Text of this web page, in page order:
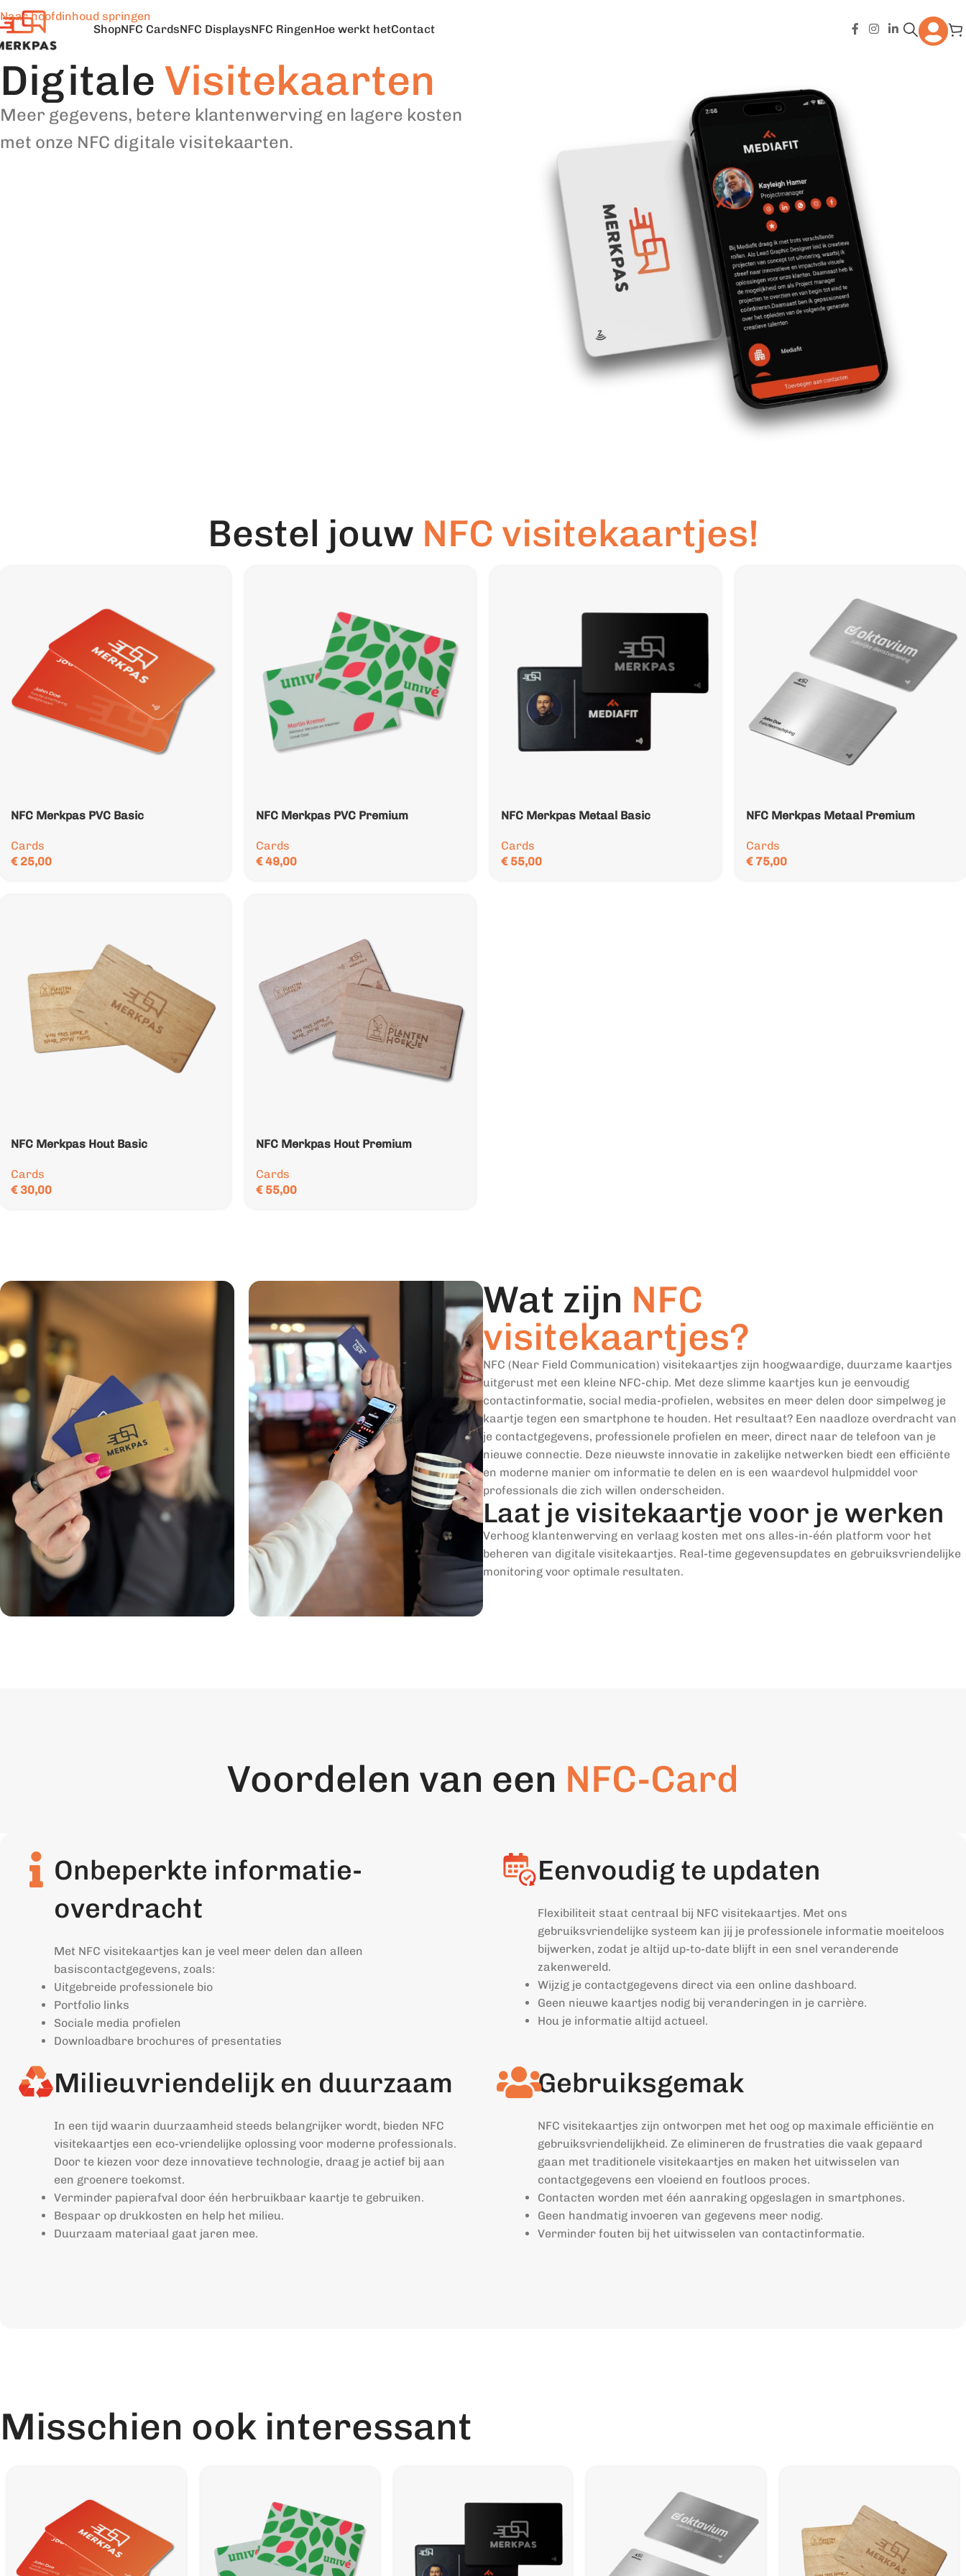
Naar hoofdinhoud springen
ShopNFC CardsNFC DisplaysNFC RingenHoe werkt hetContact
Digitale Visitekaarten
Meer gegevens, betere klantenwerving en lagere kosten
met onze NFC digitale visitekaarten.
Bestel jouw NFC visitekaartjes!
NFC Merkpas PVC Basic
Cards
€25,00
NFC Merkpas PVC Premium
Cards
€49,00
NFC Merkpas Metaal Basic
Cards
€55,00
NFC Merkpas Metaal Premium
Cards
€75,00
NFC Merkpas Hout Basic
Cards
€30,00
NFC Merkpas Hout Premium
Cards
€55,00
Wat zijn NFC
visitekaartjes?
NFC (Near Field Communication) visitekaartjes zijn hoogwaardige, duurzame kaartjes
uitgerust met een kleine NFC-chip. Met deze slimme kaartjes kun je eenvoudig
contactinformatie, social media-profielen, websites en meer delen door simpelweg je
kaartje tegen een smartphone te houden. Het resultaat? Een naadloze overdracht van
je contactgegevens, professionele profielen en meer, direct naar de telefoon van je
nieuwe connectie. Deze nieuwste innovatie in zakelijke netwerken biedt een efficiënte
en moderne manier om informatie te delen en is een waardevol hulpmiddel voor
professionals die zich willen onderscheiden.
Laat je visitekaartje voor je werken
Verhoog klantenwerving en verlaag kosten met ons alles-in-één platform voor het
beheren van digitale visitekaartjes. Real-time gegevensupdates en gebruiksvriendelijke
monitoring voor optimale resultaten.
Voordelen van een NFC-Card
Onbeperkte informatie-
overdracht
Met NFC visitekaartjes kan je veel meer delen dan alleen
basiscontactgegevens, zoals:
Uitgebreide professionele bio
Portfolio links
Sociale media profielen
Downloadbare brochures of presentaties
Eenvoudig te updaten
Flexibiliteit staat centraal bij NFC visitekaartjes. Met ons
gebruiksvriendelijke systeem kan jij je professionele informatie moeiteloos
bijwerken, zodat je altijd up-to-date blijft in een snel veranderende
zakenwereld.
Wijzig je contactgegevens direct via een online dashboard.
Geen nieuwe kaartjes nodig bij veranderingen in je carrière.
Hou je informatie altijd actueel.
Milieuvriendelijk en duurzaam
In een tijd waarin duurzaamheid steeds belangrijker wordt, bieden NFC
visitekaartjes een eco-vriendelijke oplossing voor moderne professionals.
Door te kiezen voor deze innovatieve technologie, draag je actief bij aan
een groenere toekomst.
Verminder papierafval door één herbruikbaar kaartje te gebruiken.
Bespaar op drukkosten en help het milieu.
Duurzaam materiaal gaat jaren mee.
Gebruiksgemak
NFC visitekaartjes zijn ontworpen met het oog op maximale efficiëntie en
gebruiksvriendelijkheid. Ze elimineren de frustraties die vaak gepaard
gaan met traditionele visitekaartjes en maken het uitwisselen van
contactgegevens een vloeiend en foutloos proces.
Contacten worden met één aanraking opgeslagen in smartphones.
Geen handmatig invoeren van gegevens meer nodig.
Verminder fouten bij het uitwisselen van contactinformatie.
Misschien ook interessant